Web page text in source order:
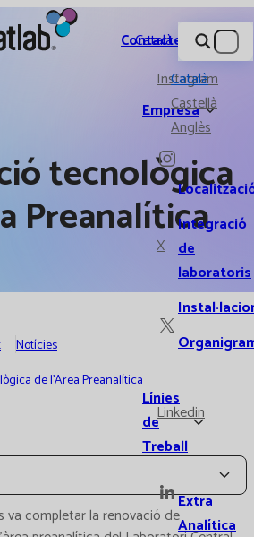
Empresa
Integració
de
laboratoris
Línies
de
Treball
Extra
Analítica
Contacte
Instagram
X
Linkedin
Català
Català
Castellà
Anglès
tecnològica
Preanalítica
Notícies
de l'Area Preanalítica
va completar la renovació de